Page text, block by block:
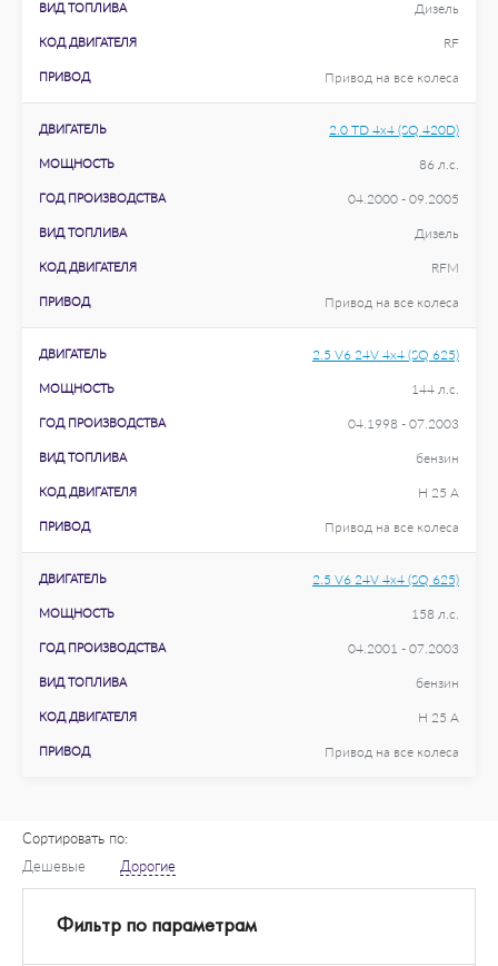
ВИД ТОПЛИВА Дизель
КОД ДВИГАТЕЛЯ RF
ПРИВОД Привод на все колеса
ДВИГАТЕЛЬ 2.0 TD 4x4 (SQ 420D)
МОЩНОСТЬ 86 л.с.
ГОД ПРОИЗВОДСТВА 04.2000 - 09.2005
ВИД ТОПЛИВА Дизель
КОД ДВИГАТЕЛЯ RFM
ПРИВОД Привод на все колеса
ДВИГАТЕЛЬ 2.5 V6 24V 4x4 (SQ 625)
МОЩНОСТЬ 144 л.с.
ГОД ПРОИЗВОДСТВА 04.1998 - 07.2003
ВИД ТОПЛИВА бензин
КОД ДВИГАТЕЛЯ H 25 A
ПРИВОД Привод на все колеса
ДВИГАТЕЛЬ 2.5 V6 24V 4x4 (SQ 625)
МОЩНОСТЬ 158 л.с.
ГОД ПРОИЗВОДСТВА 04.2001 - 07.2003
ВИД ТОПЛИВА бензин
КОД ДВИГАТЕЛЯ H 25 A
ПРИВОД Привод на все колеса
Сортировать по:
Дешевые
Дорогие
Фильтр по параметрам